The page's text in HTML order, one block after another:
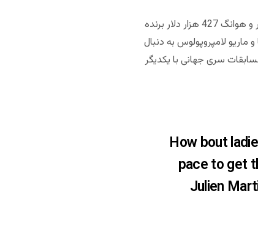
اولین ملاقات این دو، در همین سری جهانی بود و آشنایی‌ای از قبل نداشتند. مارتینی تاکنون در دنیای پوکر 4 میلیون دلار و هوانگ 427 هزار دلار برنده
که یک آشنایی در میز پوکر، به ازدواج منتهی شده است. در سال 2016 ایوان لوکا و ماریو لامپروپولوس به دنبال
نیز تیم رایلی و همسرش نس در مسابقات سری جهانی با یکدیگر
How bout
pace to get
Julien